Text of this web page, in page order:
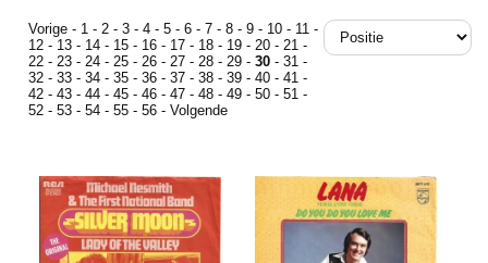
Vorige - 1 - 2 - 3 - 4 - 5 - 6 - 7 - 8 - 9 - 10 - 11 -
12 - 13 - 14 - 15 - 16 - 17 - 18 - 19 - 20 - 21 -
22 - 23 - 24 - 25 - 26 - 27 - 28 - 29 - 30 - 31 -
32 - 33 - 34 - 35 - 36 - 37 - 38 - 39 - 40 - 41 -
42 - 43 - 44 - 45 - 46 - 47 - 48 - 49 - 50 - 51 -
52 - 53 - 54 - 55 - 56 - Volgende